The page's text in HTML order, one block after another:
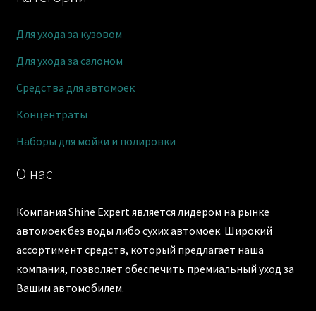
О нас
Компания Shine Expert является лидером на рынке
автомоек без воды либо сухих автомоек. Широкий
ассортимент средств, который предлагает наша
компания, позволяет обеспечить премиальный уход за
Вашим автомобилем.
Для ухода за кузовом
Для ухода за салоном
Средства для автомоек
Концентраты
Наборы для мойки и полировки